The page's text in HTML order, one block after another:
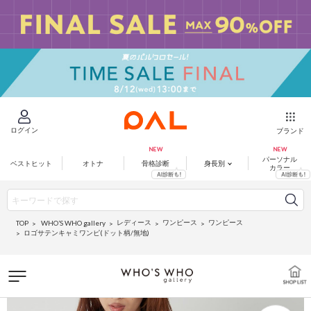
ログイン ブランド
ベストヒット オトナ 骨格診断 身長別
パーソナル
カラー
TOP WHO’S WHO gallery レディース ワンピース
ワンピース
ロゴサテンキャミワンピ(ドット柄/無地)